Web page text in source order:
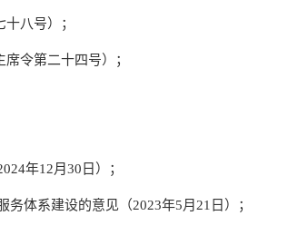
八号）；
令第二十四号）；
年12月30日）；
体系建设的意见（2023年5月21日）；